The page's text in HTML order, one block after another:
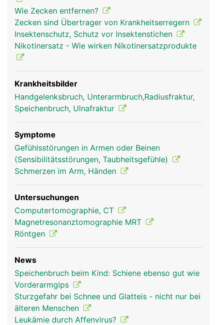
Radius Frau
Wie Zecken entfernen?
Zecken sind Übertrager von Krankheitserregern
Insektenschutz, Schutz vor Insektenstichen
Nikotinersatz - Wie wirken Nikotinersatzprodukte
Krankheitsbilder
Handgelenksbruch, Unterarmbruch,Radiusfraktur,
Speichenbruch, Ulnafraktur
Symptome
Gefühlsstörungen in Armen oder Beinen
(Sensibilitätsstörungen, Taubheitsgefühle)
Schmerzen im Arm, Händen
Untersuchungen
Computertomographie, CT
Magnetresonanztomographie MRT
Röntgen
News
Speichenbruch beim Kind: Schiene ebenso gut wie
Vorderarmgips
Sturzgefahr bei Schnee und Glatteis - nicht nur bei
älteren Menschen
Leukämie durch Affenvirus?